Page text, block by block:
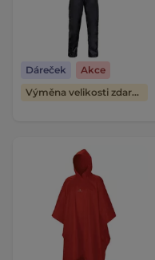
Dáreček
Akce
Výměna velikosti zdarma